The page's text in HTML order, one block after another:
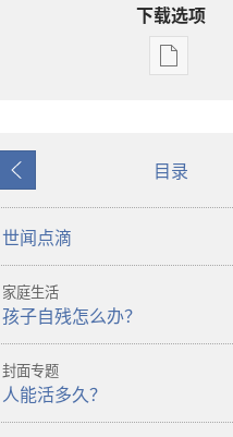
下载选项
电
物
上
一
页
目录
世闻点滴
家庭生活
孩子自残怎么办？
封面专题
人能活多久？